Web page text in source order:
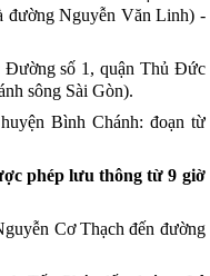
đường Nguyễn Văn Linh) -
Đường số 1, quận Thủ Đức
sông Sài Gòn).
Bình Chánh: đoạn từ
phép lưu thông từ 9 giờ
Cơ Thạch đến đường